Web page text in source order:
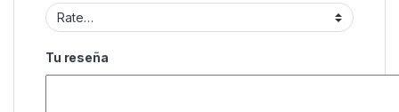
Tu reseña